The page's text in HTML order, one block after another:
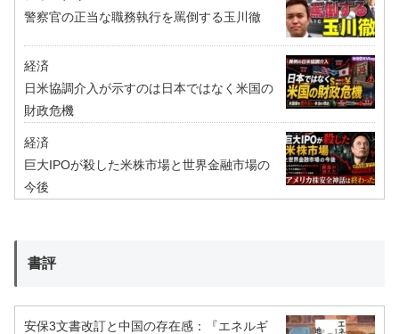
警察官の正当な職務執行を罵倒する玉川徹
経済
日米協調介入が示すのは日本ではなく米国の
財政危機
経済
巨大IPOが殺した米株市場と世界金融市場の
今後
書評
安保3文書改訂と中国の存在感：『エネルギ